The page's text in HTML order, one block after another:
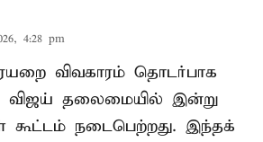
4:28 pm
விவகாரம் தொடர்பாக
விஜய் தலைமையில் இன்று
கூட்டம் நடைபெற்றது. இந்தக்